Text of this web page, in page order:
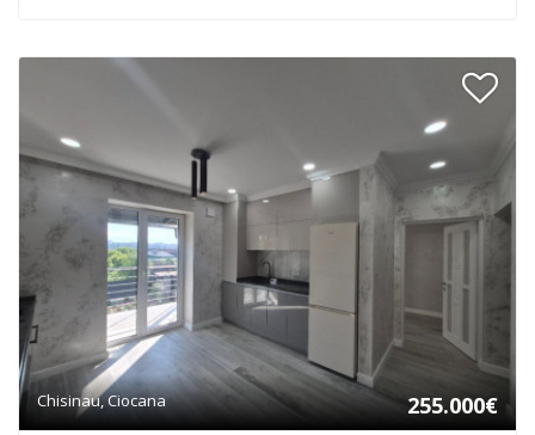
Chisinau, Ciocana 255.000€